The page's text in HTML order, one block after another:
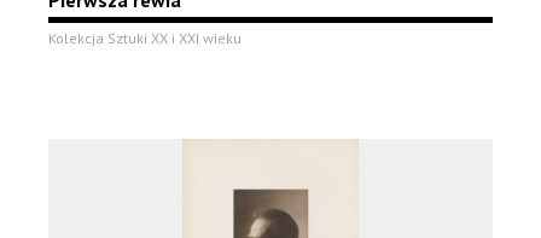
Kolekcja Sztuki XX i XXI wieku